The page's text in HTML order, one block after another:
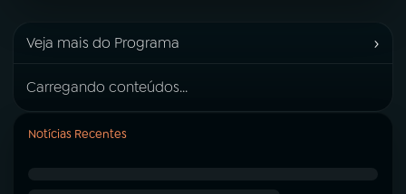
Veja mais do Programa ›
Carregando conteúdos...
Notícias Recentes